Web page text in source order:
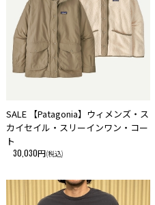
SALE 【Patagonia】ウィメンズ・ス
カイセイル・スリーインワン・コー
ト
30,030円(税込)